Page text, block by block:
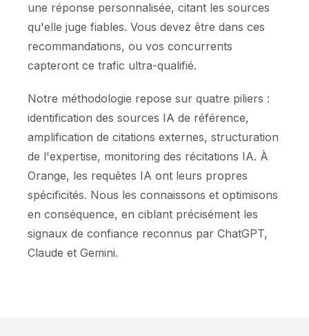
une réponse personnalisée, citant les sources
qu'elle juge fiables. Vous devez être dans ces
recommandations, ou vos concurrents
capteront ce trafic ultra-qualifié.
Notre méthodologie repose sur quatre piliers :
identification des sources IA de référence,
amplification de citations externes, structuration
de l'expertise, monitoring des récitations IA. À
Orange, les requêtes IA ont leurs propres
spécificités. Nous les connaissons et optimisons
en conséquence, en ciblant précisément les
signaux de confiance reconnus par ChatGPT,
Claude et Gemini.